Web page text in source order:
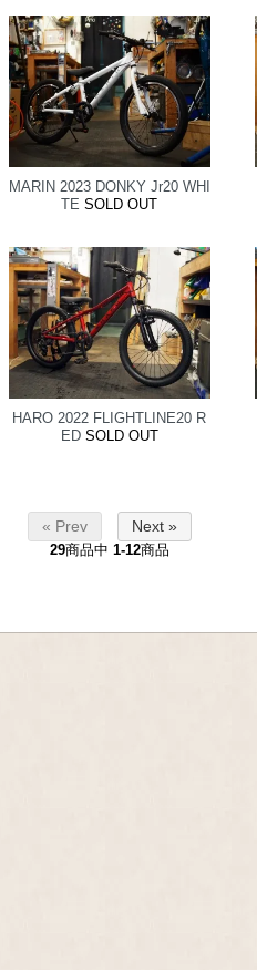
MARIN 2023 DONKY Jr20 WHI
TE SOLD OUT
HARO 2022 FLIGHTLINE20 R
EDSOLD OUT
« Prev Next »
29商品中 1-12商品